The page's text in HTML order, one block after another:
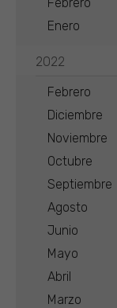
Enero
2022
Febrero
Diciembre
Noviembre
Octubre
Septiembre
Agosto
Junio
Mayo
Abril
Marzo